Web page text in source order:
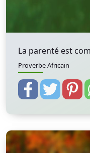
La parenté est
Proverbe Africain